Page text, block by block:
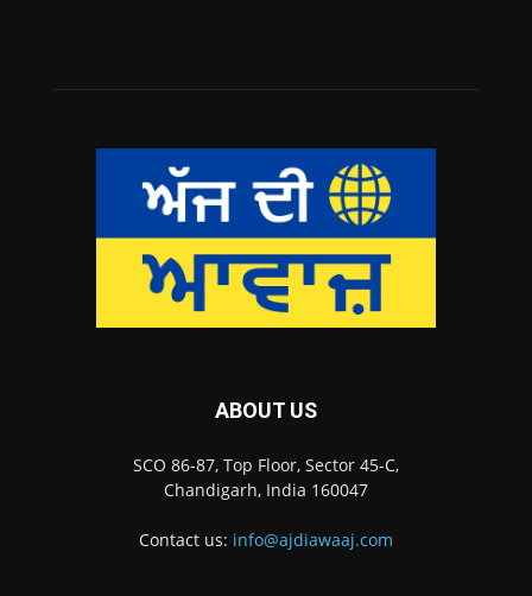
ABOUT US
SCO 86-87, Top Floor, Sector 45-C,
Chandigarh, India 160047
Contact us: info@ajdiawaaj.com